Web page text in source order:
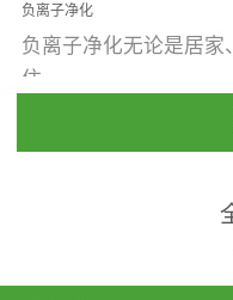
负离子净化
负离子净化无论是居家、
住...
动，人类长时间停留的
内空间都有整体消毒的
要。因为空间内人流携